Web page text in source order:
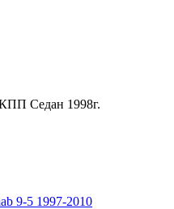
Седан 1998г.
9-5 1997-2010